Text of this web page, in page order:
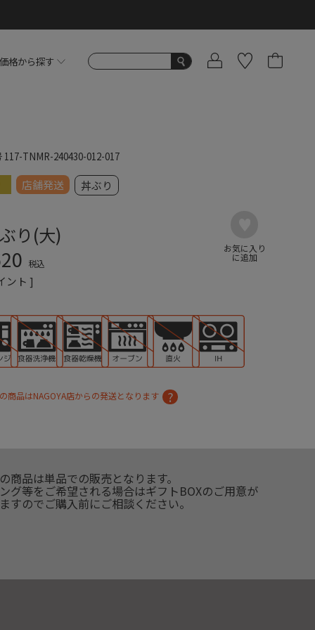
価格から探す
117-TNMR-240430-012-017
店舗発送 丼ぶり
り(大)
税込
ント ]
商品はNAGOYA店からの発送となります
商品は単品での販売となります。
グ等をご希望される場合はギフトBOXのご用意が
すのでご購入前にご相談ください。